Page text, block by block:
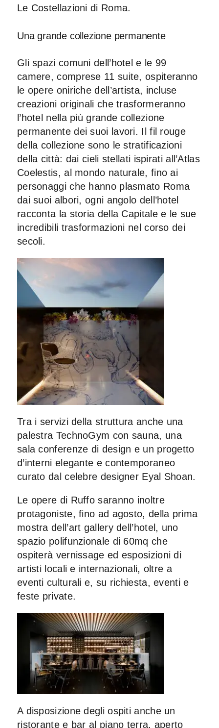
Le Costellazioni di Roma.
Una grande collezione permanente
Gli spazi comuni dell’hotel e le 99
camere, comprese 11 suite, ospiteranno
le opere oniriche dell’artista, incluse
creazioni originali che trasformeranno
l’hotel nella più grande collezione
permanente dei suoi lavori. Il fil rouge
della collezione sono le stratificazioni
della città: dai cieli stellati ispirati all’Atlas
Coelestis, al mondo naturale, fino ai
personaggi che hanno plasmato Roma
dai suoi albori, ogni angolo dell’hotel
racconta la storia della Capitale e le sue
incredibili trasformazioni nel corso dei
secoli.
Tra i servizi della struttura anche una
palestra TechnoGym con sauna, una
sala conferenze di design e un progetto
d’interni elegante e contemporaneo
curato dal celebre designer Eyal Shoan.
Le opere di Ruffo saranno inoltre
protagoniste, fino ad agosto, della prima
mostra dell’art gallerydell’hotel, uno
spazio polifunzionale di 60mq che
ospiterà vernissage ed esposizioni di
artisti locali e internazionali, oltre a
eventi culturali e, su richiesta, eventi e
feste private.
A disposizione degli ospiti anche un
ristorante e bar al piano terra, aperto